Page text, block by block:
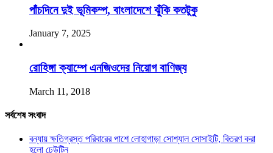
পাঁচদিনে দুই ভূমিকম্প, বাংলাদেশে ঝুঁকি কতটুকু
January 7, 2025
রোহিঙ্গা ক্যাম্পে এনজিওদের নিয়োগ বাণিজ্য
March 11, 2018
সর্বশেষ সংবাদ
বন্যায় ক্ষতিগ্রস্ত পরিবারের পাশে লোহাগাড়া সোশ্যাল সোসাইটি, বিতরণ করা
হলো ঢেউটিন